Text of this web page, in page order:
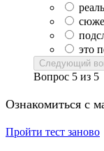
это
Вопрос 5 из 5
Ознакомиться с
Пройти тест заново